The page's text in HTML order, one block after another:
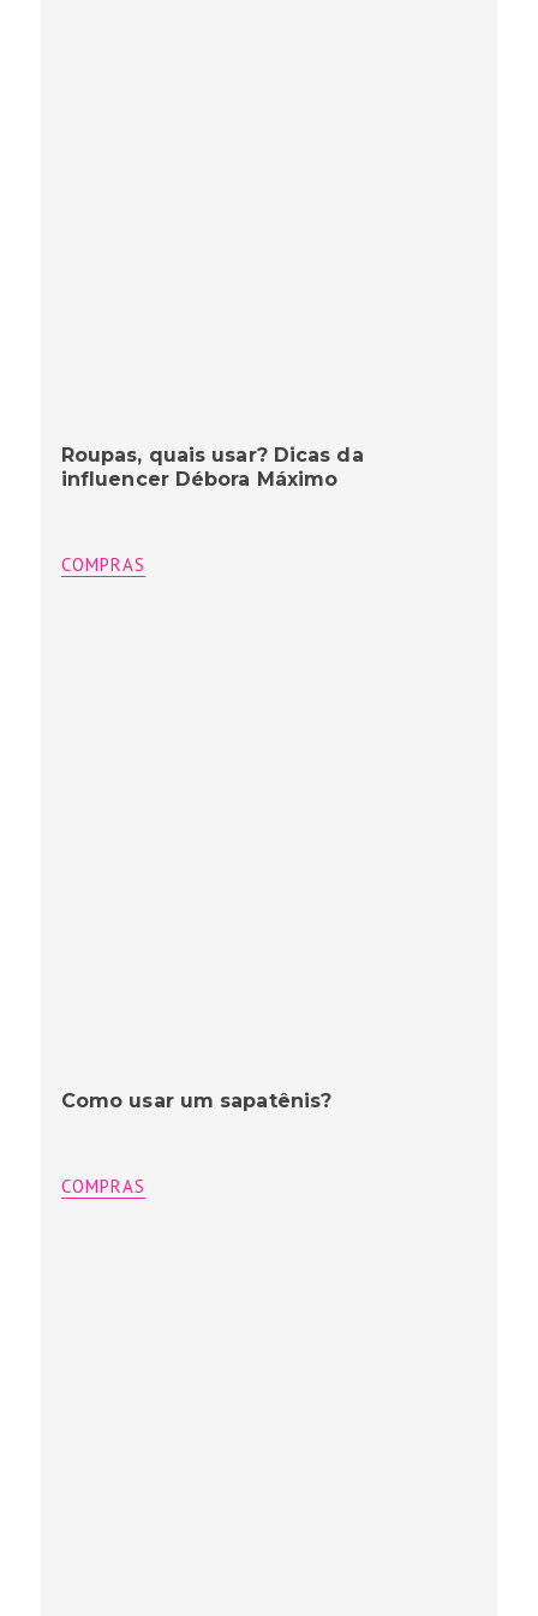
Roupas, quais usar? Dicas da
influencer Débora Máximo
COMPRAS
Como usar um sapatênis?
COMPRAS